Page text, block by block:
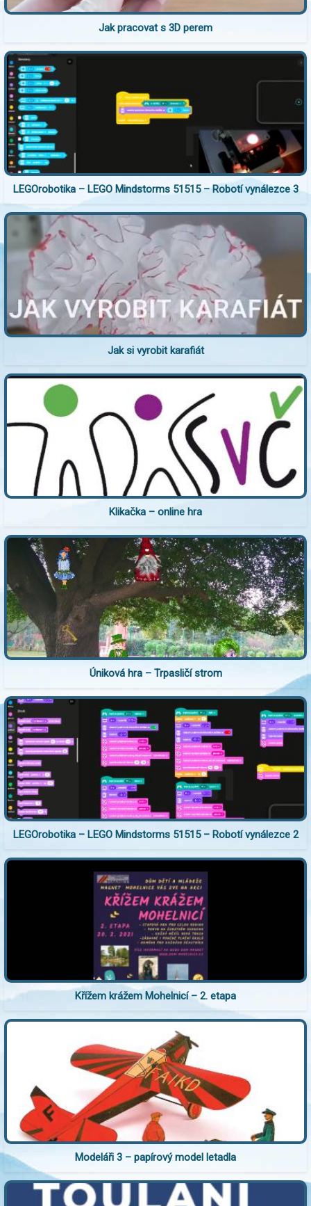
Jak pracovat s 3D perem
LEGOrobotika – LEGO Mindstorms 51515 – Robotí vynálezce 3
Jak si vyrobit karafiát
Klikačka – online hra
Úniková hra – Trpasličí strom
LEGOrobotika – LEGO Mindstorms 51515 – Robotí vynálezce 2
Křížem krážem Mohelnicí – 2. etapa
Modeláři 3 – papírový model letadla